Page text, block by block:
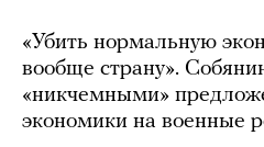
«Убить нормальную
вообще страну».
«никчемными»
экономики на военные